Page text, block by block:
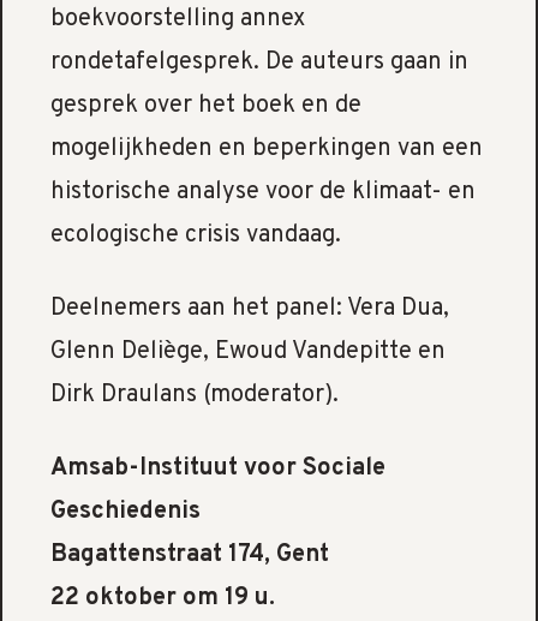
boekvoorstelling annex
rondetafelgesprek. De auteurs gaan in
gesprek over het boek en de
mogelijkheden en beperkingen van een
historische analyse voor de klimaat- en
ecologische crisis vandaag.
Deelnemers aan het panel: Vera Dua,
Glenn Deliège, Ewoud Vandepitte en
Dirk Draulans (moderator).
Amsab-Instituut voor Sociale
Geschiedenis
Bagattenstraat 174, Gent
22 oktober om 19 u.